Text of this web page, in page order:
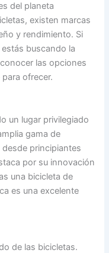
del planeta
existen marcas
y rendimiento. Si
buscando la
las opciones
ofrecer.
un lugar privilegiado
gama de
principiantes
por su innovación
una bicicleta de
es una excelente
de las bicicletas.